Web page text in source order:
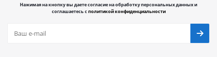
Нажимая на кнопку вы даете согласие на обработку персональных данных и
соглашаетесь сполитикой конфиденциальности